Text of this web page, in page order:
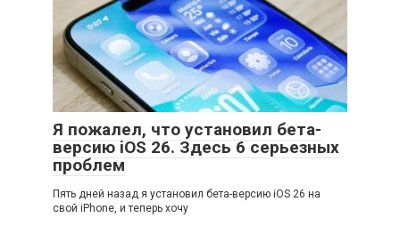
Я пожалел, что установил бета-
версию iOS 26. Здесь 6 серьезных
проблем
Пять дней назад я установил бета-версию iOS 26 на
свой iPhone, и теперь хочу